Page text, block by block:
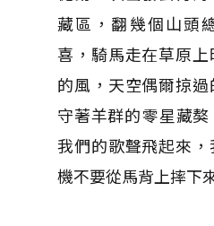
藏區，翻幾個山頭
喜，騎馬走在草原
的風，天空偶爾掠
守著羊群的​​零星藏
我們的歌聲飛起來
機不要從馬背上摔下